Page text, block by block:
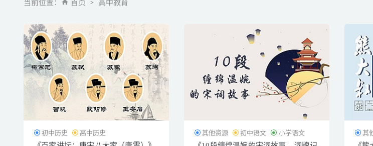
当前位置： 首页 高中教育
初中历史 高中历史 其他资源 初中语文 小学语文 其